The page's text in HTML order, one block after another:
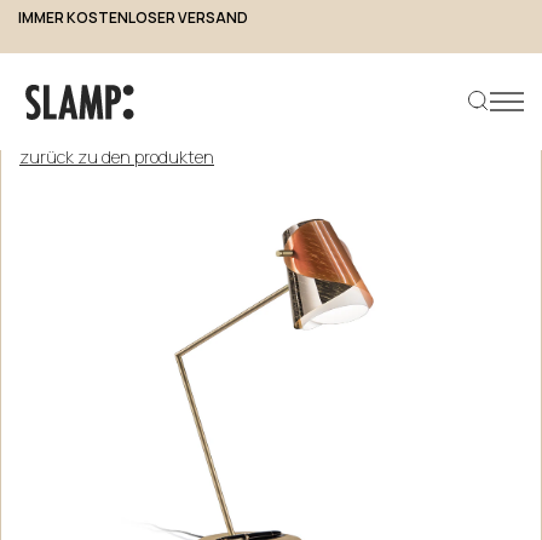
IMMER KOSTENLOSER VERSAND
Produkt suchen
zurück zu den produkten